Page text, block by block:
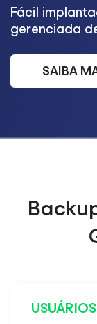
Fácil
gerenciada
SAIBA